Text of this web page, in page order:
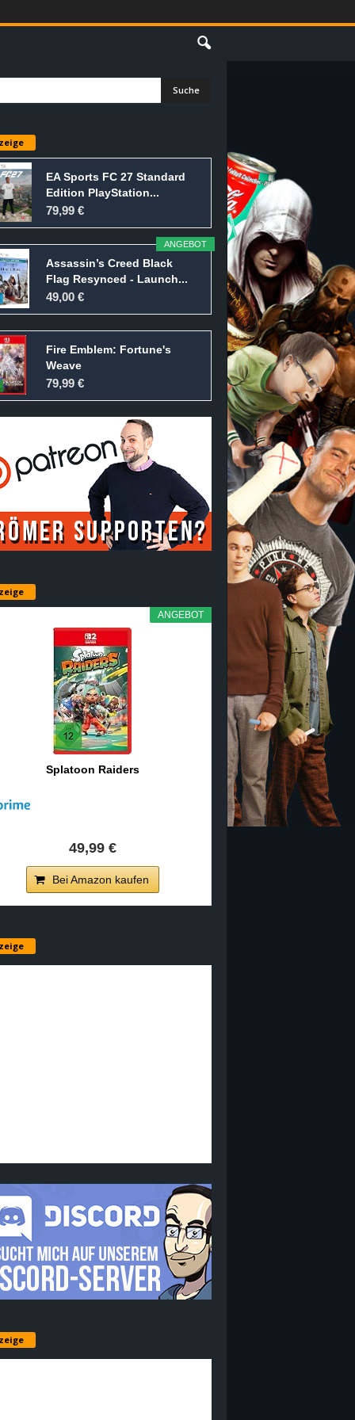
EA Sports FC 27 Standard
Edition PlayStation...
79,99 €
ANGEBOT
Assassin’s Creed Black
Flag Resynced - Launch...
49,00 €
Fire Emblem: Fortune's
Weave
79,99 €
ANGEBOT
Splatoon Raiders
49,99 €
Bei Amazon kaufen